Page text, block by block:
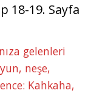
18-19. Sayfa
gelenleri
neşe,
Kahkaha,